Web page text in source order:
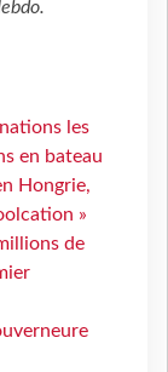
.
les
en bateau
Hongrie,
»
de